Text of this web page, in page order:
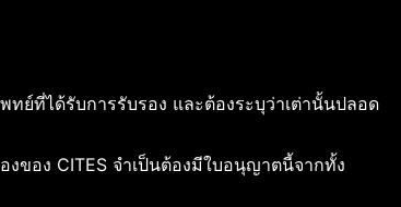
ทย์ที่ได้รับการรับรอง และต้องระบุว่าเต่านั้นปลอด
ของ CITES จำเป็นต้องมีใบอนุญาตนี้จากทั้ง